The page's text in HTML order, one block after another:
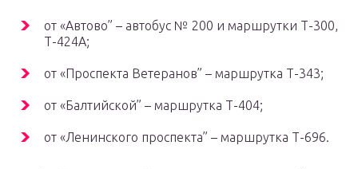
от «Автово” – автобус № 200 и маршрутки Т-300,
Т-424А;
от «Проспекта Ветеранов” – маршрутка Т-343;
от «Балтийской” – маршрутка Т-404;
от «Ленинского проспекта” – маршрутка Т-696.